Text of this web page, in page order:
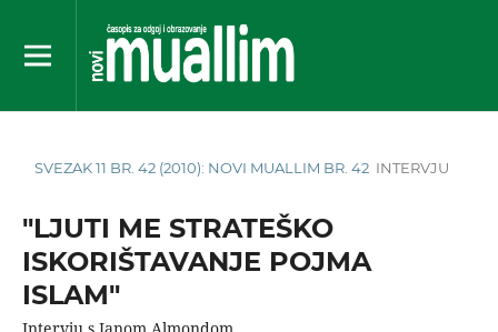
SVEZAK 11 BR. 42 (2010): NOVI MUALLIM BR. 42 INTERVJU
"LJUTI ME STRATEŠKO
ISKORIŠTAVANJE POJMA
ISLAM"